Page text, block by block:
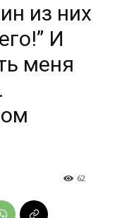
из них
И
меня
62